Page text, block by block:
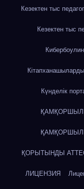
Кезектен тыс
Кезектен тыс
Күнделік
ҚОРЫТЫНДЫ
ЛИЦЕНЗИЯ